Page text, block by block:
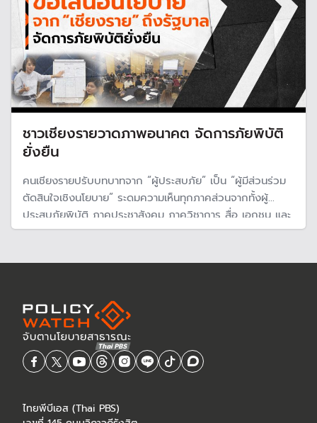
ชาวเชียงรายวาดภาพอนาคต จัดการภัยพิบัติ
ยั่งยืน
คนเชียงรายปรับบทบาทจาก “ผู้ประสบภัย” เป็น “ผู้มีส่วนร่วม
ตัดสินใจเชิงนโยบาย” ระดมความเห็นทุกภาคส่วนจากทั้งผู้
ประสบภัยพิบัติ ภาคประชาสังคม ภาควิชาการ สื่อ เอกชน และ
หน่วยงานรัฐ ผลักดันข้อเสนอเชิงนโยบายให้จังหวัดเชียงราย
สนับสนุน
ไทยพีบีเอส (Thai PBS)